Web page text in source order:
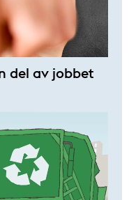
del av jobbet